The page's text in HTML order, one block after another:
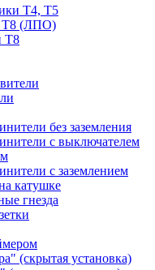
T4, T5
Т8 (ЛПО)
T8
без заземления
с выключателем
с заземлением
катушке
гнезда
(скрытая установка)